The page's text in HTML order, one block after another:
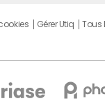
Gérer Utiq Tous